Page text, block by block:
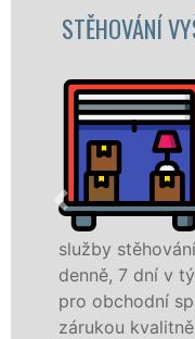
PRÁCE
síť
vám
a kvalitní
tak
a se